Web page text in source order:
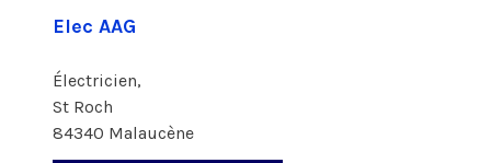
Elec AAG
Électricien,
St Roch
84340 Malaucène